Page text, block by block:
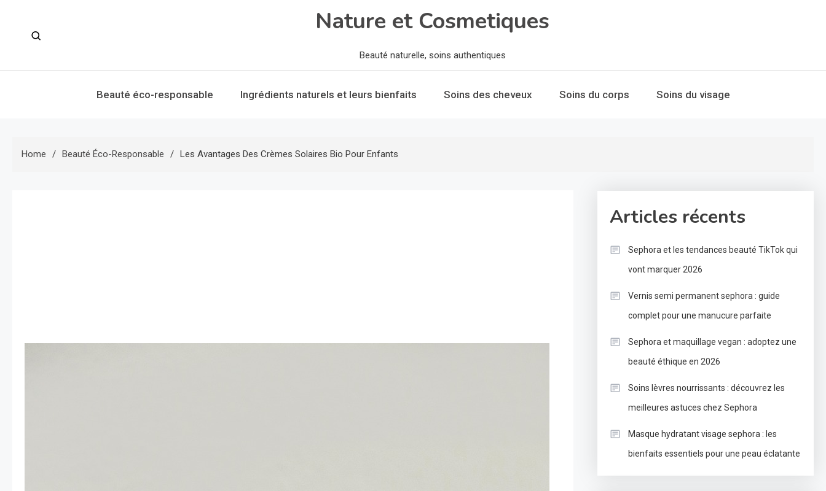
Nature et Cosmetiques
Beauté naturelle, soins authentiques
Beauté éco-responsable Ingrédients naturels et leurs bienfaits Soins des cheveux Soins du corps Soins du visage
Home Beauté Éco-Responsable Les Avantages Des Crèmes Solaires Bio Pour Enfants
Articles récents
Sephora et les tendances beauté TikTok qui
vont marquer 2026
Vernis semi permanent sephora : guide
complet pour une manucure parfaite
Sephora et maquillage vegan : adoptez une
beauté éthique en 2026
Soins lèvres nourrissants : découvrez les
meilleures astuces chez Sephora
Masque hydratant visage sephora : les
bienfaits essentiels pour une peau éclatante